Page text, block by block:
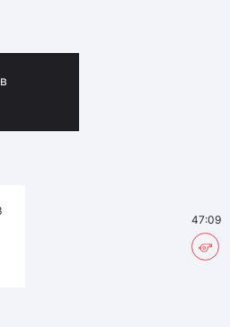
47:09